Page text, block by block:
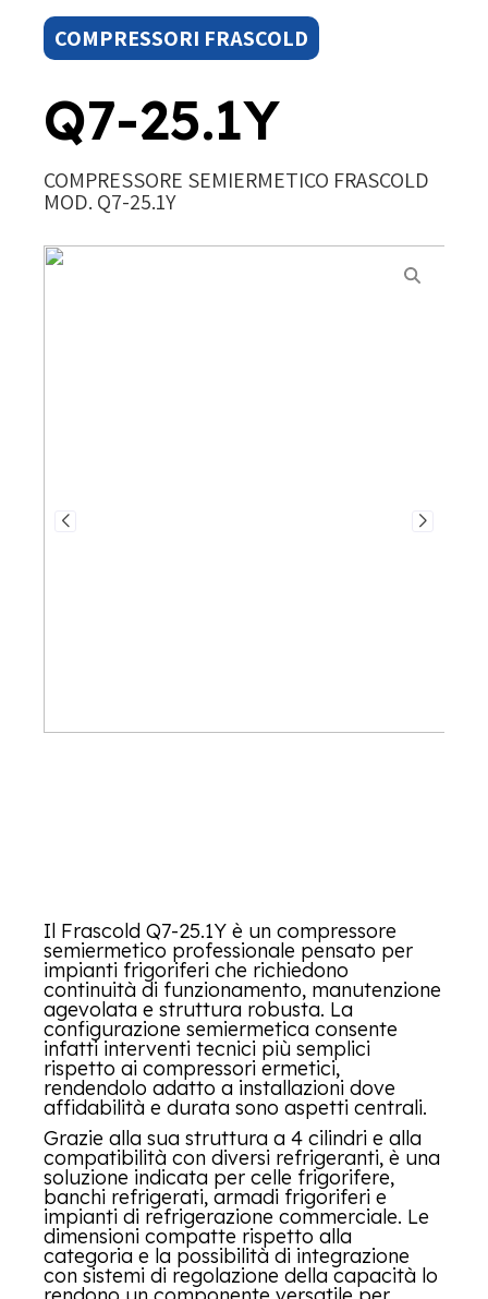
COMPRESSORI FRASCOLD
Q7-25.1Y
COMPRESSORE SEMIERMETICO FRASCOLD
MOD. Q7-25.1Y
Il Frascold Q7-25.1Y è un compressore
semiermetico professionale pensato per
impianti frigoriferi che richiedono
continuità di funzionamento, manutenzione
agevolata e struttura robusta. La
configurazione semiermetica consente
infatti interventi tecnici più semplici
rispetto ai compressori ermetici,
rendendolo adatto a installazioni dove
affidabilità e durata sono aspetti centrali.
Grazie alla sua struttura a 4 cilindri e alla
compatibilità con diversi refrigeranti, è una
soluzione indicata per celle frigorifere,
banchi refrigerati, armadi frigoriferi e
impianti di refrigerazione commerciale. Le
dimensioni compatte rispetto alla
categoria e la possibilità di integrazione
con sistemi di regolazione della capacità lo